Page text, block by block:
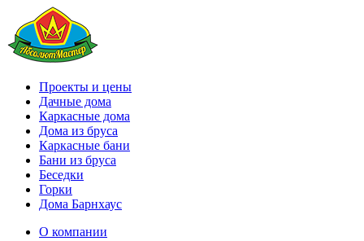
Проекты и цены
Дачные дома
Каркасные дома
Дома из бруса
Каркасные бани
Бани из бруса
Беседки
Горки
Дома Барнхаус
О компании